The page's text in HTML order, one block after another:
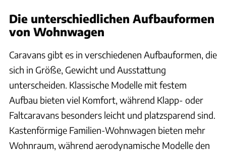
Die unterschiedlichen Aufbauformen
von Wohnwagen
Caravans gibt es in verschiedenen Aufbauformen, die
sich in Größe, Gewicht und Ausstattung
unterscheiden. Klassische Modelle mit festem
Aufbau bieten viel Komfort, während Klapp- oder
Faltcaravans besonders leicht und platzsparend sind.
Kastenförmige Familien-Wohnwagen bieten mehr
Wohnraum, während aerodynamische Modelle den